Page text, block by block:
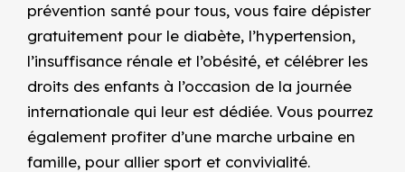
prévention santé pour tous, vous faire dépister
gratuitement pour le diabète, l’hypertension,
l’insuffisance rénale et l’obésité, et célébrer les
droits des enfants à l’occasion de la journée
internationale qui leur est dédiée. Vous pourrez
également profiter d’une marche urbaine en
famille, pour allier sport et convivialité.